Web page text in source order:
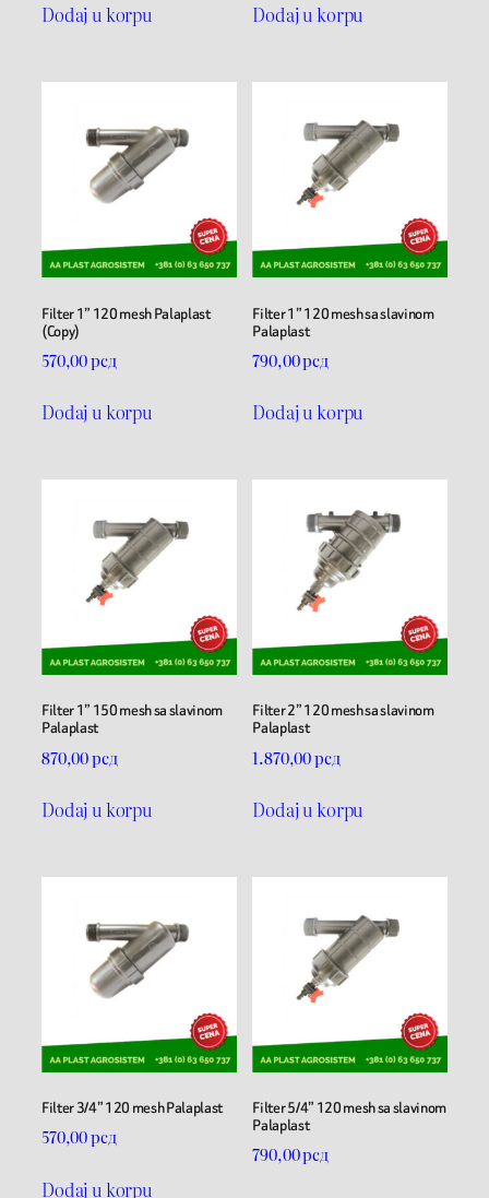
Dodaj u korpu Dodaj u korpu
Filter 1” 120 mesh Palaplast
(Copy)
570,00рсд
Dodaj u korpu
Filter 1” 120 mesh sa slavinom
Palaplast
790,00рсд
Dodaj u korpu
Filter 1” 150 mesh sa slavinom
Palaplast
870,00рсд
Dodaj u korpu
Filter 2” 120 mesh sa slavinom
Palaplast
1.870,00рсд
Dodaj u korpu
Filter 3/4” 120 mesh Palaplast
570,00рсд
Dodaj u korpu
Filter 5/4” 120 mesh sa slavinom
Palaplast
790,00рсд